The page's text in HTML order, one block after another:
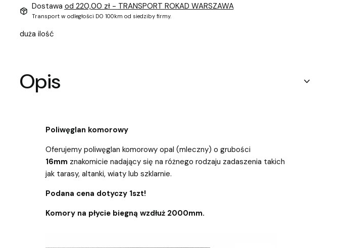
Dostawa od 220,00 zł - TRANSPORT ROKAD WARSZAWA
Transport w odległości DO 100km od siedziby firmy.
duża ilość
Opis
Poliwęglan komorowy
Oferujemy poliwęglan komorowy opal (mleczny) o grubości
16mm znakomicie nadający się na różnego rodzaju zadaszenia takich
jak tarasy, altanki, wiaty lub szklarnie.
Podana cena dotyczy 1szt!
Komory na płycie biegną wzdłuż 2000mm.